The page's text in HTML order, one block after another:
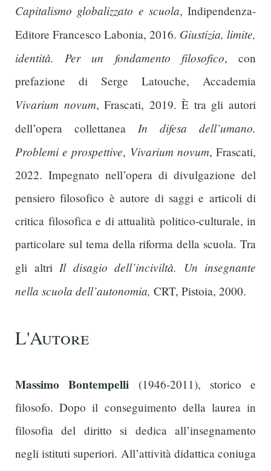
Capitalismo globalizzato e scuola, Indipendenza-
Editore Francesco Labonia, 2016. Giustizia, limite,
identità. Per un fondamento filosofico, con
prefazione di Serge Latouche, Accademia
Vivarium novum, Frascati, 2019. È tra gli autori
dell’opera collettanea In difesa dell’umano.
Problemi e prospettive, Vivarium novum, Frascati,
2022. Impegnato nell’opera di divulgazione del
pensiero filosofico è autore di saggi e articoli di
critica filosofica e di attualità politico-culturale, in
particolare sul tema della riforma della scuola. Tra
gli altri Il disagio dell’inciviltà. Un insegnante
nella scuola dell’autonomia, CRT, Pistoia, 2000.
L'Autore
Massimo Bontempelli (1946-2011), storico e
filosofo. Dopo il conseguimento della laurea in
filosofia del diritto si dedica all’insegnamento
negli istituti superiori. All’attività didattica coniuga